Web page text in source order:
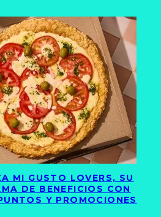
MI GUSTO LOVERS, SU
DE BENEFICIOS CON
Y PROMOCIONES